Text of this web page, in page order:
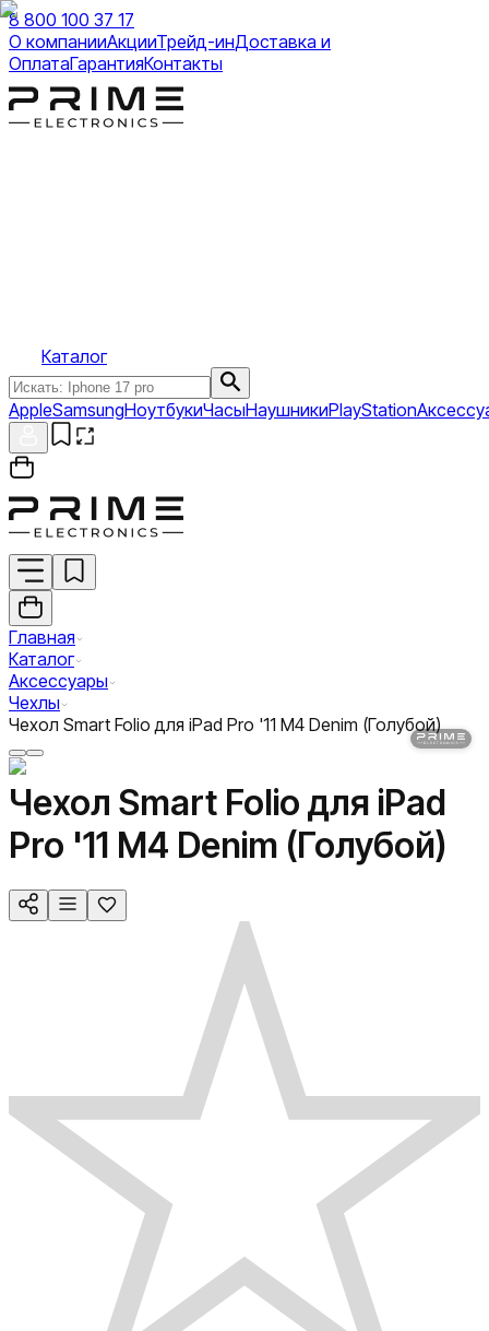
8 800 100 37 17
О компанииАкцииТрейд-инДоставка и
ОплатаГарантияКонтакты
Каталог
AppleSamsungНоутбукиЧасыНаушникиPlayStation
Главная
Каталог
Аксессуары
Чехлы
Чехол Smart Folio для iPad Pro '11 M4 Denim (Голубой)
Чехол Smart Folio для iPad
Pro '11 M4 Denim (Голубой)